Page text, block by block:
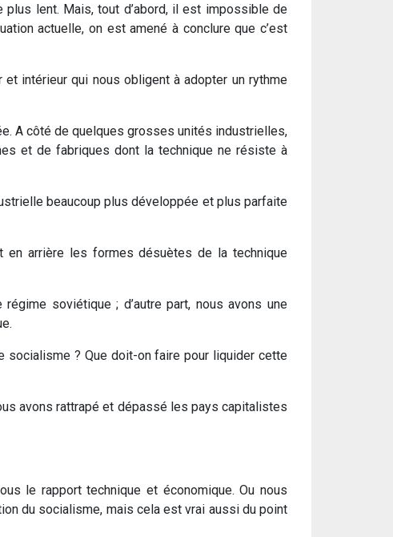
lent. Mais, tout d’abord, il est impossible de
actuelle, on est amené à conclure que c’est
intérieur qui nous obligent à adopter un rythme
A côté de quelques grosses unités industrielles,
et de fabriques dont la technique ne résiste à
beaucoup plus développée et plus parfaite
en arrière les formes désuètes de la technique
soviétique ; d’autre part, nous avons une
socialisme ? Que doit-on faire pour liquider cette
avons rattrapé et dépassé les pays capitalistes
le rapport technique et économique. Ou nous
du socialisme, mais cela est vrai aussi du point